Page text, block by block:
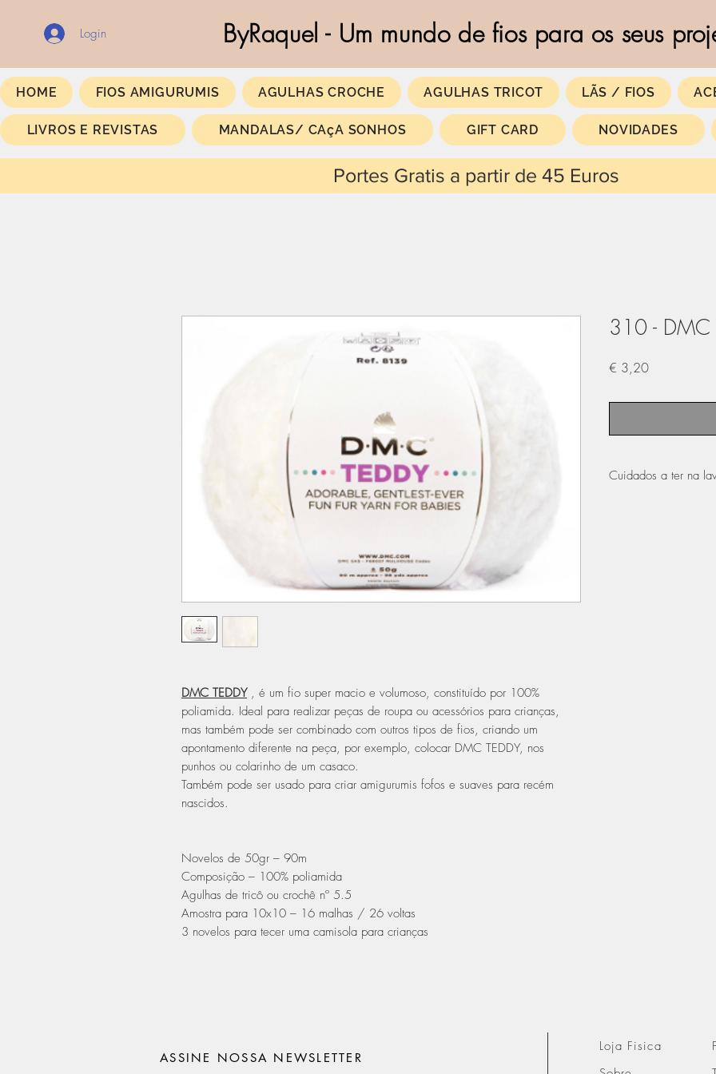
Login ByRaquel - Um mundo de fios para os seus
HOME FIOS AMIGURUMIS AGULHAS CROCHE AGULHAS TRICOT LÃS / FIOS
LIVROS E REVISTAS MANDALAS/ CAçA SONHOS GIFT CARD NOVIDADES
Portes Gratis a partir de 45 Euros
DMC TEDDY, é um fio super macio e volumoso, constituído por 100%
poliamida. Ideal para realizar peças de roupa ou acessórios para crianças,
mas também pode ser combinado com outros tipos de fios, criando um
apontamento diferente na peça, por exemplo, colocar DMC TEDDY, nos
punhos ou colarinho de um casaco.
Também pode ser usado para criar amigurumis fofos e suaves para recém
nascidos.
Novelos de 50gr – 90m
Composição – 100% poliamida
Agulhas de tricô ou crochê nº 5.5
Amostra para 10x10 – 16 malhas / 26 voltas
3 novelos para tecer uma camisola para crianças
310 - DMC
€ 3,20Preço
Cuidados a ter na
ASSINE NOSSA NEWSLETTER
Loja Fisica